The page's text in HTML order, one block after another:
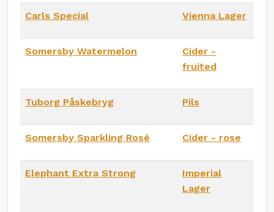
Carls Special Vienna Lager
Somersby Watermelon
Cider -
fruited
Tuborg Påskebryg Pils
Somersby Sparkling Rosé Cider - rose
Elephant Extra Strong
Imperial
Lager